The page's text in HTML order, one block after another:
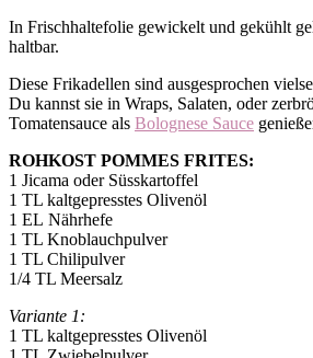
In Frischhaltefolie gewickelt und gekühlt
haltbar.
Diese Frikadellen sind ausgesprochen
Du kannst sie in Wraps, Salaten, oder
Tomatensauce als Bolognese Sauce
ROHKOST POMMES FRITES:
1 Jicama oder Süsskartoffel
1 TL kaltgepresstes Olivenöl
1 EL Nährhefe
1 TL Knoblauchpulver
1 TL Chilipulver
1/4 TL Meersalz
Variante 1:
1 TL kaltgepresstes Olivenöl